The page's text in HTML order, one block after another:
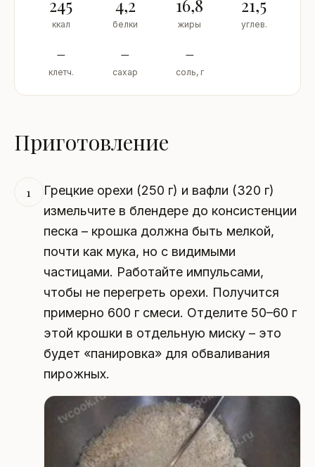
245
ккал
4,2
белки
16,8
жиры
21,5
углев.
–
клетч.
–
сахар
–
соль, г
Приготовление
1
Грецкие орехи (250 г) и вафли (320 г)
измельчите в блендере до консистенции
песка – крошка должна быть мелкой,
почти как мука, но с видимыми
частицами. Работайте импульсами,
чтобы не перегреть орехи. Получится
примерно 600 г смеси. Отделите 50–60 г
этой крошки в отдельную миску – это
будет «панировка» для обваливания
пирожных.